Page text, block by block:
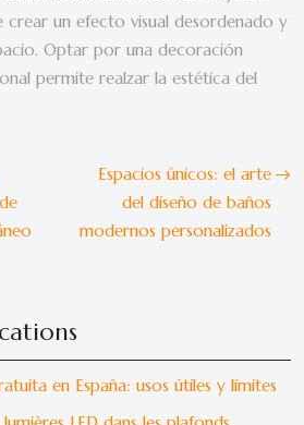
crear un efecto visual desordenado y
Optar por una decoración
permite realzar la estética del
Espacios únicos: el arte
del diseño de baños
modernos personalizados
en España: usos útiles y límites